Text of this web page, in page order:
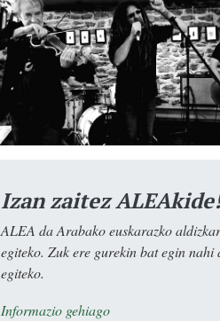
Izan zaitez ALEAkide!
ALEA da Arabako euskarazko
egiteko. Zuk ere gurekin bat egin
egiteko.
Informazio gehiago